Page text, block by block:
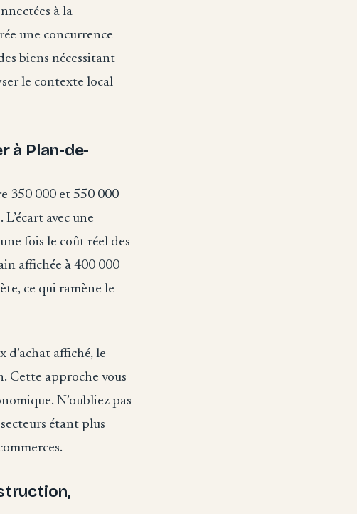
à la
une concurrence
biens nécessitant
le contexte local
à Plan-de-
350 000 et 550 000
avec une
fois le coût réel des
affichée à 400 000
ce qui ramène le
affiché, le
Cette approche vous
N’oubliez pas
étant plus